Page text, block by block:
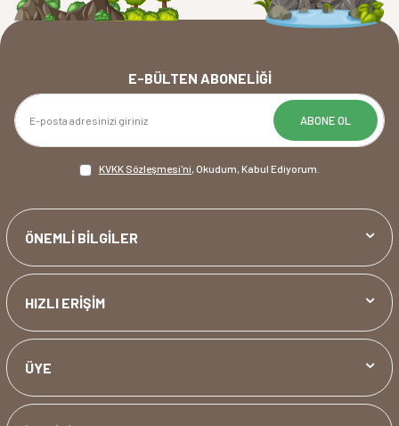
E-BÜLTEN ABONELIĞI
ABONE OL
KVKK Sözleşmesi'ni, Okudum, Kabul Ediyorum.
ÖNEMLİ BİLGİLER
HIZLI ERİŞİM
ÜYE